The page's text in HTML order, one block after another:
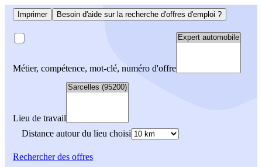
Imprimer Besoin d'aide sur la recherche d'offres d'emploi ?
Métier, compétence, mot-clé, numéro d'offre
Lieu de travail
Distance autour du lieu choisi
Rechercherdes offres